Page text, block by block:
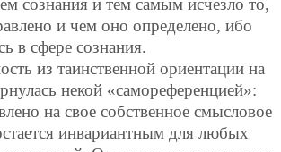
сознания и тем самым исчезло то,
и чем оно определено, ибо
в сфере сознания.
из таинственной ориентации на
некой «самореференцией»:
на свое собственное смысловое
инвариантным для любых